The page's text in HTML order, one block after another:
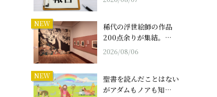
NEW
稀代の浮世絵師の作品
200点余りが集結。…
2026/08/06
NEW
聖書を読んだことはない
がアダムもノアも知…